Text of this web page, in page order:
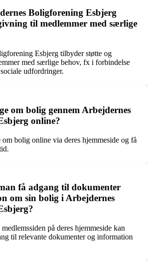
Boligforening Esbjerg
til medlemmer med særlige
Esbjerg tilbyder støtte og
med særlige behov, fx i forbindelse
udfordringer.
om bolig gennem Arbejdernes
online?
om bolig online via deres hjemmeside og få
få adgang til dokumenter
om sin bolig i Arbejdernes
på deres hjemmeside kan
til relevante dokumenter og information